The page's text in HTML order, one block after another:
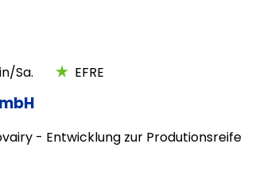
Sa. EFRE
- Entwicklung zur Produtionsreife